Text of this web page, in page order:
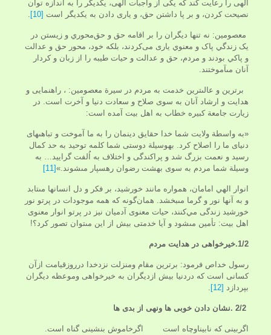
الهى را رعايت كند كه يكى از واجبات الهى، يكديگر را به اندازه توان
نصيحت كردن، و بر پا داشتن حق، و يارى دادن به يكديگر است [10]
.
معصومين: نه تنها ديگران را بر اقامه حق و حق‌محوري و زيستن در
يک زندگي پاک و معنوي يارى مى‏‌‌كردند، بلكه خود، محور حق و عدالت
و پاکي بودند و مردم، حق و عدالت و حيات طيبه را از زبان و كردار
آنان مى‏آموختند.
برترين و عالى‏ترين خدمت به مردم در سيرة معصومين: ، راهنمايى و
هدايت و ارشاد آنان به سوى صلاح و سعادت دنيا و آخرت است. در
زيارت جامعة كبيره خطاب به اهل بيت آمده است:
«به واسطة ولايت شما خدا حقايق دينمان را به ما آموخت و تباهى‏هاى
دنياى ما را اصلاح كرد. به­وسيلة دوستى شما كلمه توحيد به حد كمال
رسيد و نعمت بزرگ شد و پراكندگى و اختلاف به اُلفت گراييد… به
وسيلة شما مردم به سوى بهشت رضوان رهسپار مى‏شوند.»[11]
انوار الهي امامان، همواره مانند خورشيد، بر فكر و دل انسان‏ها مى‏تابد
و به آنها نور و گرما مى‏بخشد. همان‌گونه كه همه موجودات در پرتو نور
خورشيد زندگى مي‌کنند، حيات معنوى آدميان نيز در پرتو انوار معنوى
اهل بيت: تأمين مى‏شود و آيا خدمتى بيش از اين مى‏توان تصور كرد؟!
1/2.خیرخواهی در هدایت مردم
رسول خداص فرمود: برترین مقام ومنزلت نزدخدا درروزقیامت ازآن
کسانی است که دردنیا بیش ازدیگران به خیرخواهی وموعظه دیگران
بپردازد [12]
. ‏
2/2 .نشان دادن خوبی ها ونهی از بدی ها
اگربینی که نابیناوچاه است اگرخاموش بنشینی گناه است.